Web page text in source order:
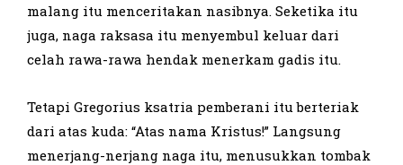
malang itu menceritakan nasibnya. Seketika itu
juga, naga raksasa itu menyembul keluar dari
celah rawa-rawa hendak menerkam gadis itu.
Tetapi Gregorius ksatria pemberani itu berteriak
dari atas kuda: “Atas nama Kristus!” Langsung
menerjang-nerjang naga itu, menusukkan tombak